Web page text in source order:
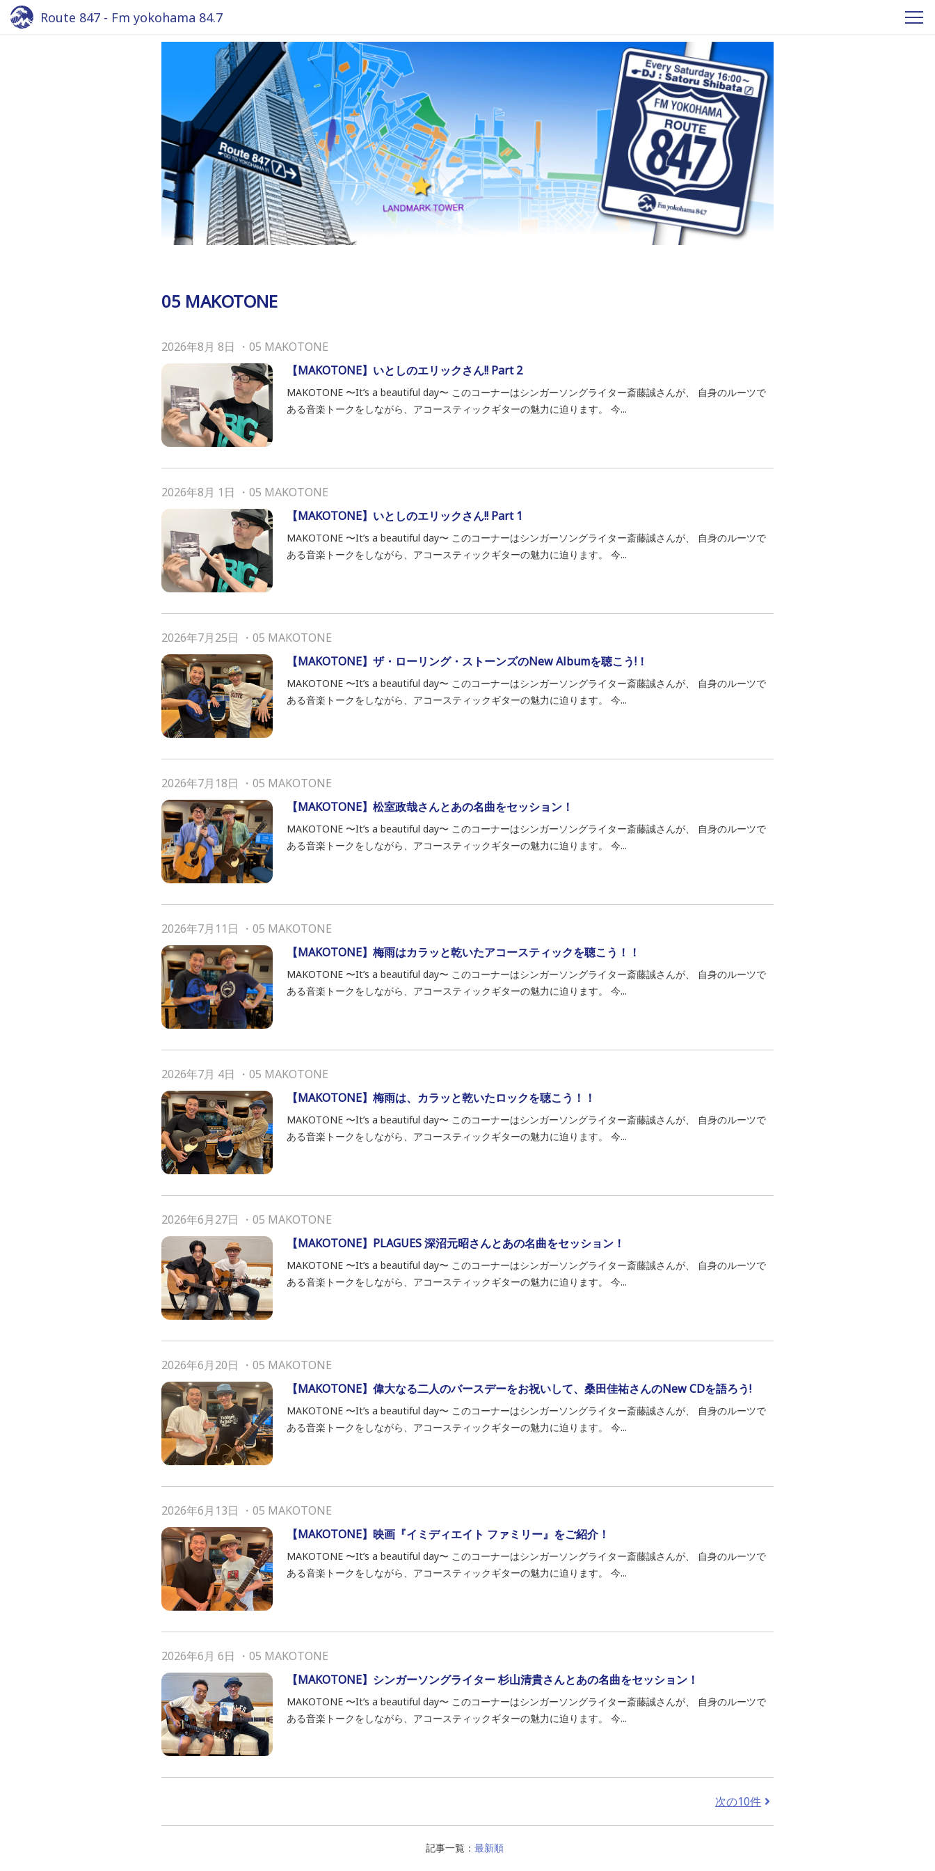
Route 847 - Fm yokohama 84.7
05 MAKOTONE
2026年8月 8日 ・ 05 MAKOTONE
【MAKOTONE】いとしのエリックさん!! Part 2
MAKOTONE 〜It’s a beautiful day〜 このコーナーはシンガーソングライター斎藤誠さんが、 自身のルーツで
ある音楽トークをしながら、アコースティックギターの魅力に迫ります。 今...
2026年8月 1日 ・ 05 MAKOTONE
【MAKOTONE】いとしのエリックさん!! Part 1
MAKOTONE 〜It’s a beautiful day〜 このコーナーはシンガーソングライター斎藤誠さんが、 自身のルーツで
ある音楽トークをしながら、アコースティックギターの魅力に迫ります。 今...
2026年7月25日 ・ 05 MAKOTONE
【MAKOTONE】ザ・ローリング・ストーンズのNew Albumを聴こう!！
MAKOTONE 〜It’s a beautiful day〜 このコーナーはシンガーソングライター斎藤誠さんが、 自身のルーツで
ある音楽トークをしながら、アコースティックギターの魅力に迫ります。 今...
2026年7月18日 ・ 05 MAKOTONE
【MAKOTONE】松室政哉さんとあの名曲をセッション！
MAKOTONE 〜It’s a beautiful day〜 このコーナーはシンガーソングライター斎藤誠さんが、 自身のルーツで
ある音楽トークをしながら、アコースティックギターの魅力に迫ります。 今...
2026年7月11日 ・ 05 MAKOTONE
【MAKOTONE】梅雨はカラッと乾いたアコースティックを聴こう！！
MAKOTONE 〜It’s a beautiful day〜 このコーナーはシンガーソングライター斎藤誠さんが、 自身のルーツで
ある音楽トークをしながら、アコースティックギターの魅力に迫ります。 今...
2026年7月 4日 ・ 05 MAKOTONE
【MAKOTONE】梅雨は、カラッと乾いたロックを聴こう！！
MAKOTONE 〜It’s a beautiful day〜 このコーナーはシンガーソングライター斎藤誠さんが、 自身のルーツで
ある音楽トークをしながら、アコースティックギターの魅力に迫ります。 今...
2026年6月27日 ・ 05 MAKOTONE
【MAKOTONE】PLAGUES 深沼元昭さんとあの名曲をセッション！
MAKOTONE 〜It’s a beautiful day〜 このコーナーはシンガーソングライター斎藤誠さんが、 自身のルーツで
ある音楽トークをしながら、アコースティックギターの魅力に迫ります。 今...
2026年6月20日 ・ 05 MAKOTONE
【MAKOTONE】偉大なる二人のバースデーをお祝いして、桑田佳祐さんのNew CDを語ろう!
MAKOTONE 〜It’s a beautiful day〜 このコーナーはシンガーソングライター斎藤誠さんが、 自身のルーツで
ある音楽トークをしながら、アコースティックギターの魅力に迫ります。 今...
2026年6月13日 ・ 05 MAKOTONE
【MAKOTONE】映画『イミディエイト ファミリー』をご紹介！
MAKOTONE 〜It’s a beautiful day〜 このコーナーはシンガーソングライター斎藤誠さんが、 自身のルーツで
ある音楽トークをしながら、アコースティックギターの魅力に迫ります。 今...
2026年6月 6日 ・ 05 MAKOTONE
【MAKOTONE】シンガーソングライター 杉山清貴さんとあの名曲をセッション！
MAKOTONE 〜It’s a beautiful day〜 このコーナーはシンガーソングライター斎藤誠さんが、 自身のルーツで
ある音楽トークをしながら、アコースティックギターの魅力に迫ります。 今...
次の10件
記事一覧： 最新順